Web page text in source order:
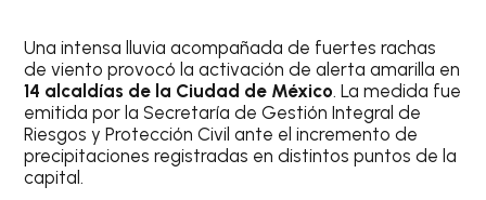
Una intensa lluvia acompañada de fuertes rachas
de viento provocó la activación de alerta amarilla en
14 alcaldías de la Ciudad de México. La medida fue
emitida por la Secretaría de Gestión Integral de
Riesgos y Protección Civil ante el incremento de
precipitaciones registradas en distintos puntos de la
capital.